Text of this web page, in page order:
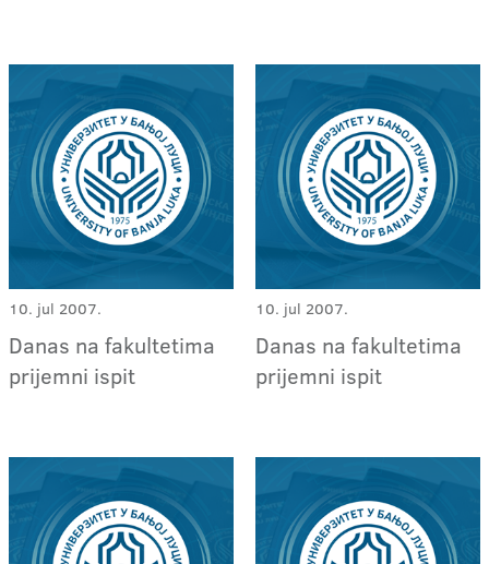
10. jul 2007.
Danas na fakultetima
prijemni ispit
10. jul 2007.
Danas na fakultetima
prijemni ispit